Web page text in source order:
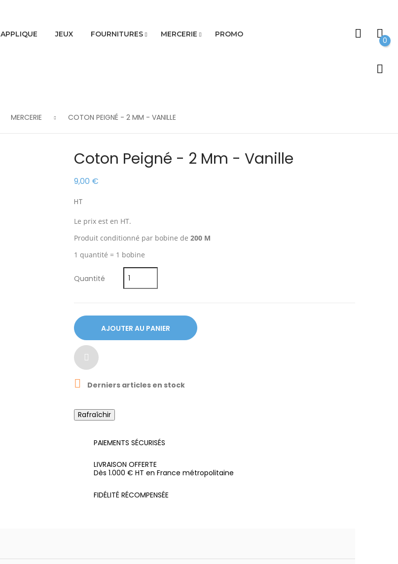
APPLIQUE JEUX FOURNITURES MERCERIE PROMO
0
MERCERIE COTON PEIGNÉ - 2 MM - VANILLE
Coton Peigné - 2 Mm - Vanille
9,00 €
HT
Le prix est en HT.
Produit conditionné par bobine de 200 M
1 quantité = 1 bobine
Quantité
AJOUTER AU PANIER
 Derniers articles en stock
PAIEMENTS SÉCURISÉS
LIVRAISON OFFERTE
Dès 1.000 € HT en France métropolitaine
FIDÉLITÉ RÉCOMPENSÉE